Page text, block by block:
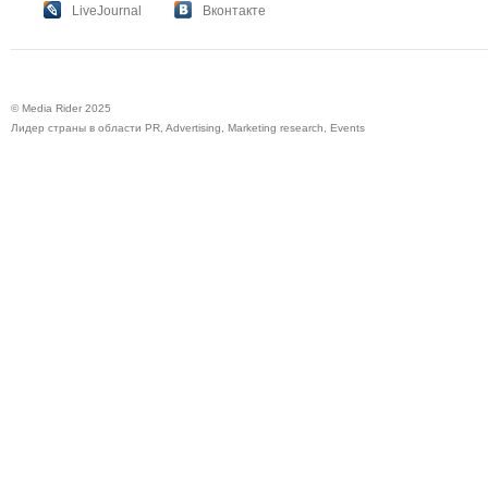
LiveJournal Вконтакте
© Media Rider 2025
Лидер страны в области PR, Advertising, Marketing research, Events